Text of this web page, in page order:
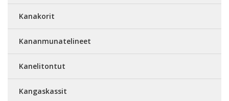
Kanakorit
Kananmunatelineet
Kanelitontut
Kangaskassit